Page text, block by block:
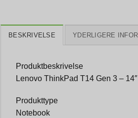
BESKRIVELSE YDERLIGERE
Produktbeskrivelse
Lenovo ThinkPad T14 Gen 3 –
Produkttype
Notebook